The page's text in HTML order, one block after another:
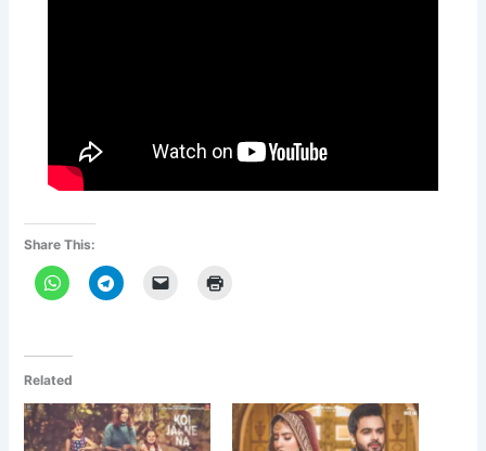
Share This:
Related